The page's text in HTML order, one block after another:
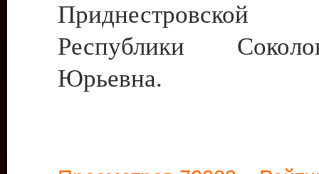
Приднестровской
Республики
Юрьевна.